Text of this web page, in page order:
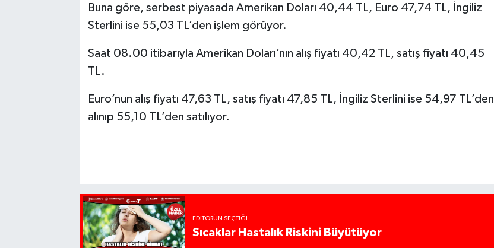
Buna göre, serbest piyasada Amerikan Doları 40,44 TL, Euro 47,74 TL, İngiliz
Sterlini ise 55,03 TL’den işlem görüyor.
Saat 08.00 itibarıyla Amerikan Doları’nın alış fiyatı 40,42 TL, satış fiyatı 40,45
TL.
Euro’nun alış fiyatı 47,63 TL, satış fiyatı 47,85 TL, İngiliz Sterlini ise 54,97 TL’den
alınıp 55,10 TL’den satılıyor.
EDITÖRÜN SEÇTIĞI
Sıcaklar Hastalık Riskini Büyütüyor